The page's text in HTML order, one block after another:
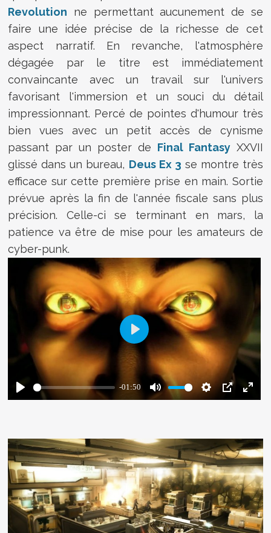
Revolution ne permettant aucunement de se
faire une idée précise de la richesse de cet
aspect narratif. En revanche, l'atmosphère
dégagée par le titre est immédiatement
convaincante avec un travail sur l'univers
favorisant l'immersion et un souci du détail
impressionnant. Percé de pointes d'humour très
bien vues avec un petit accès de cynisme
passant par un poster de Final FantasyXXVII
glissé dans un bureau, Deus Ex 3 se montre très
efficace sur cette première prise en main. Sortie
prévue après la fin de l'année fiscale sans plus
précision. Celle-ci se terminant en mars, la
patience va être de mise pour les amateurs de
cyber-punk.